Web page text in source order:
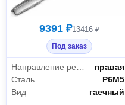
9391 ₽13416 ₽
Под заказ
Направление резьбы
правая
Сталь
P6M5
Вид
гаечный